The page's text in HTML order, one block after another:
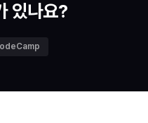
있나요?